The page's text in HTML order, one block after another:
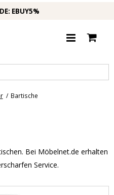
EBUY5%
/ Bartische
Bei Möbelnet.de erhalten
Service.